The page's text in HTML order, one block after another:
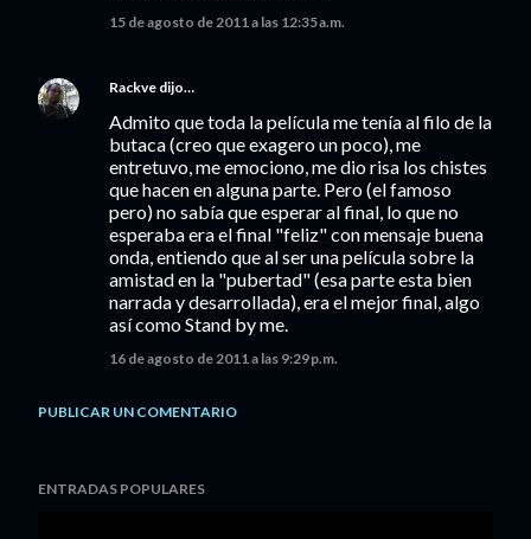
15 de agosto de 2011 a las 12:35 a.m.
Rackve dijo…
Admito que toda la película me tenía al filo de la
butaca (creo que exagero un poco), me
entretuvo, me emociono, me dio risa los chistes
que hacen en alguna parte. Pero (el famoso
pero) no sabía que esperar al final, lo que no
esperaba era el final "feliz" con mensaje buena
onda, entiendo que al ser una película sobre la
amistad en la "pubertad" (esa parte esta bien
narrada y desarrollada), era el mejor final, algo
así como Stand by me.
16 de agosto de 2011 a las 9:29 p.m.
PUBLICAR UN COMENTARIO
ENTRADAS POPULARES